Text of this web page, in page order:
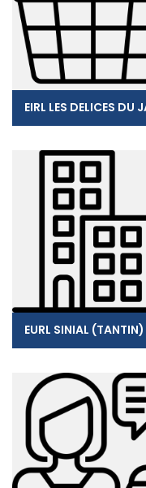
EURL SINIAL (TANTIN)